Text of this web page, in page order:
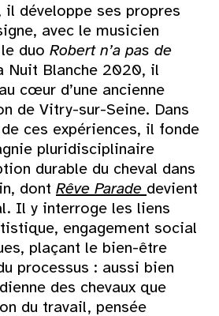
développe ses propres
avec le musicien
duo Robert n’a pas de
Nuit Blanche 2020, il
cœur d’une ancienne
de Vitry-sur-Seine. Dans
ces expériences, il fonde
pluridisciplinaire
durable du cheval dans
dont Rêve Parade devient
Il y interroge les liens
engagement social
plaçant le bien-être
processus : aussi bien
des chevaux que
du travail, pensée